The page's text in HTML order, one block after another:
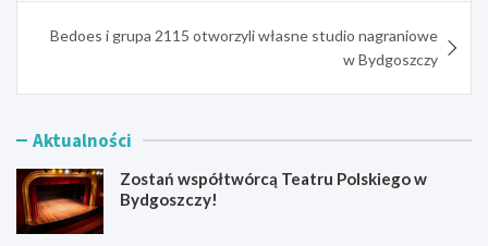
Bedoes i grupa 2115 otworzyli własne studio nagraniowe
w Bydgoszczy
Aktualności
Zostań współtwórcą Teatru Polskiego w
Bydgoszczy!